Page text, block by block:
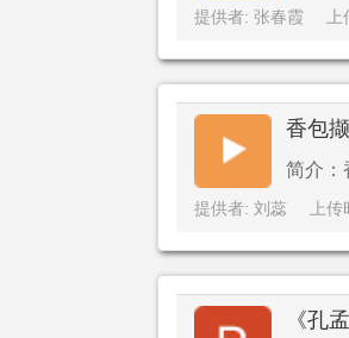
提供者: 张春霞
香包
简介
提供者: 刘蕊 上
《孔